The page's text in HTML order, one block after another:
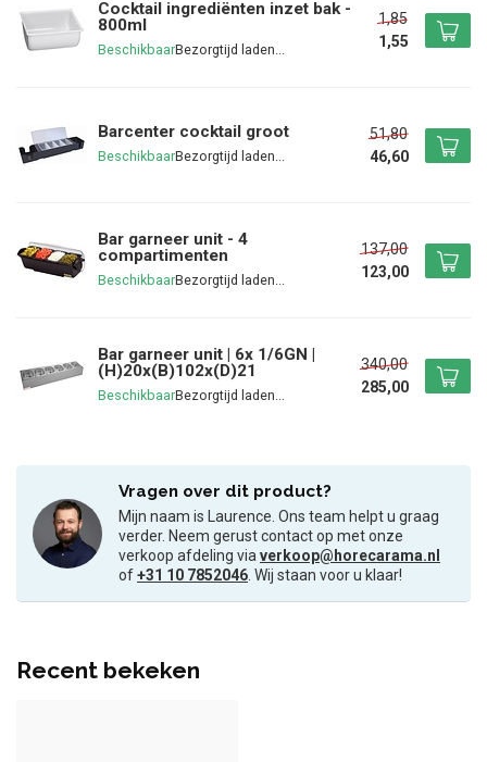
Cocktail ingrediënten inzet bak -
800ml
Beschikbaar
1,85
1,55
Barcenter cocktail groot
Beschikbaar
51,80
46,60
Bar garneer unit - 4
compartimenten
Beschikbaar
137,00
123,00
Bar garneer unit | 6x 1/6GN |
(H)20x(B)102x(D)21
Beschikbaar
340,00
285,00
Vragen over dit product?
Mijn naam is Laurence. Ons team helpt u graag
verder. Neem gerust contact op met onze
verkoop afdeling viaverkoop@horecarama.nl
of+31 10 7852046. Wij staan voor u klaar!
Recent bekeken